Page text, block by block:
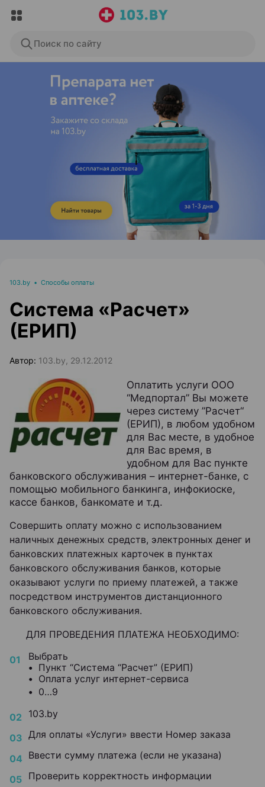
Поиск по сайту
ЭФФЕКТИВНАЯ РЕКЛАМА НА САЙТЕ
103.by • Способы оплаты
Система «Расчет»
(ЕРИП)
Автор: 103.by, 29.12.2012
Оплатить услуги ООО
“Медпортал” Вы можете
через систему ”Расчет“
(ЕРИП), в любом удобном
для Вас месте, в удобное
для Вас время, в
удобном для Вас пункте
банковского обслуживания – интернет-банке, с
помощью мобильного банкинга, инфокиоске,
кассе банков, банкомате и т.д.
Совершить оплату можно с использованием
наличных денежных средств, электронных денег и
банковских платежных карточек в пунктах
банковского обслуживания банков, которые
оказывают услуги по приему платежей, а также
посредством инструментов дистанционного
банковского обслуживания.
ДЛЯ ПРОВЕДЕНИЯ ПЛАТЕЖА НЕОБХОДИМО:
Выбрать
• Пункт “Система “Расчет” (ЕРИП)
• Оплата услуг интернет-сервиса
• 0…9
103.by
Для оплаты «Услуги» ввести Номер заказа
Ввести сумму платежа (если не указана)
Проверить корректность информации